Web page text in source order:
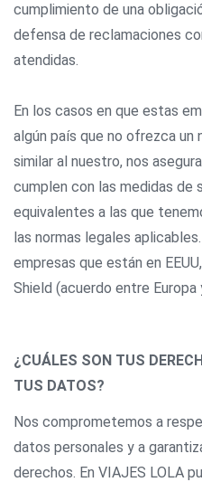
cumplimiento de una
defensa de reclamaciones
atendidas.
En los casos en que estas
algún país que no ofrezca
similar al nuestro, nos
cumplen con las medidas de
equivalentes a las que
las normas legales
empresas que están en
Shield (acuerdo entre Europa
¿CUÁLES SON TUS
TUS DATOS?
Nos comprometemos a
datos personales y a
derechos. En VIAJES LOLA